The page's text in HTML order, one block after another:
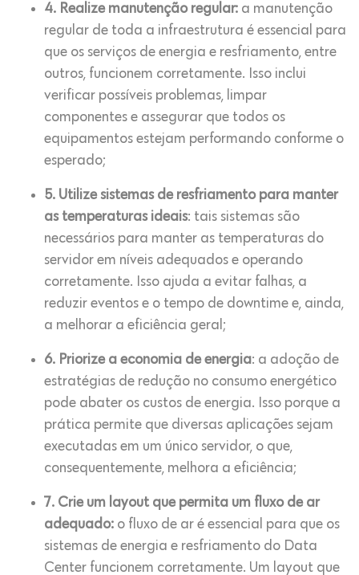
4. Realize manutenção regular: a manutenção
regular de toda a infraestrutura é essencial para
que os serviços de energia e resfriamento, entre
outros, funcionem corretamente. Isso inclui
verificar possíveis problemas, limpar
componentes e assegurar que todos os
equipamentos estejam performando conforme o
esperado;
5. Utilize sistemas de resfriamento para manter
as temperaturas ideais: tais sistemas são
necessários para manter as temperaturas do
servidor em níveis adequados e operando
corretamente. Isso ajuda a evitar falhas, a
reduzir eventos e o tempo de downtime e, ainda,
a melhorar a eficiência geral;
6. Priorize a economia de energia: a adoção de
estratégias de redução no consumo energético
pode abater os custos de energia. Isso porque a
prática permite que diversas aplicações sejam
executadas em um único servidor, o que,
consequentemente, melhora a eficiência;
7. Crie um layout que permita um fluxo de ar
adequado: o fluxo de ar é essencial para que os
sistemas de energia e resfriamento do Data
Center funcionem corretamente. Um layout que